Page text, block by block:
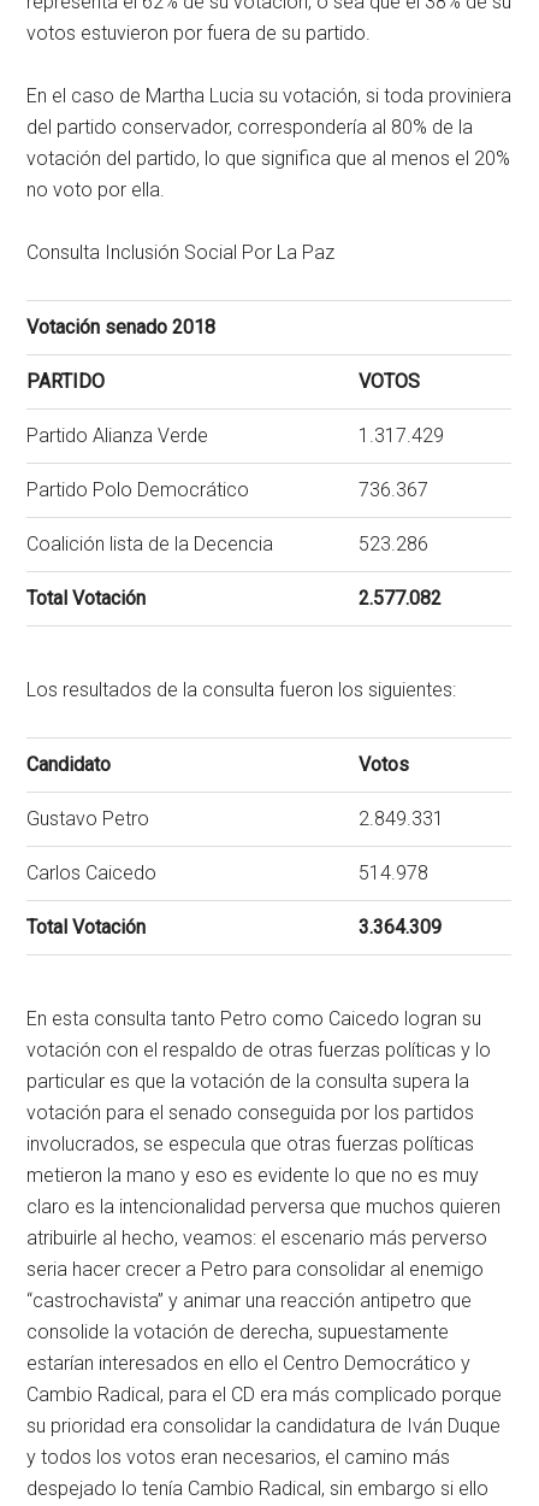
votos estuvieron por fuera de su partido.
En el caso de Martha Lucia su votación, si toda proviniera
del partido conservador, correspondería al 80% de la
votación del partido, lo que significa que al menos el 20%
no voto por ella.
Consulta Inclusión Social Por La Paz
Votación senado 2018
PARTIDO VOTOS
Partido Alianza Verde 1.317.429
Partido Polo Democrático 736.367
Coalición lista de la Decencia 523.286
Total Votación 2.577.082
Los resultados de la consulta fueron los siguientes:
Candidato Votos
Gustavo Petro 2.849.331
Carlos Caicedo 514.978
Total Votación 3.364.309
En esta consulta tanto Petro como Caicedo logran su
votación con el respaldo de otras fuerzas políticas y lo
particular es que la votación de la consulta supera la
votación para el senado conseguida por los partidos
involucrados, se especula que otras fuerzas políticas
metieron la mano y eso es evidente lo que no es muy
claro es la intencionalidad perversa que muchos quieren
atribuirle al hecho, veamos: el escenario más perverso
seria hacer crecer a Petro para consolidar al enemigo
“castrochavista” y animar una reacción antipetro que
consolide la votación de derecha, supuestamente
estarían interesados en ello el Centro Democrático y
Cambio Radical, para el CD era más complicado porque
su prioridad era consolidar la candidatura de Iván Duque
y todos los votos eran necesarios, el camino más
despejado lo tenía Cambio Radical, sin embargo si ello